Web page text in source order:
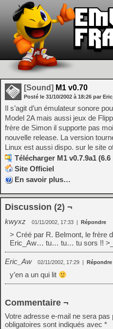
[Sound] M1 v0.70
Posté le 31/10/2002 à 18:26 par
Il s’agit d’un émulateur sonore
Model 2A mais aussi jeux de
frère de Simon il supporte pas
nouvelle release. La version
Linux est aussi dispo. sur le site
Télécharger M1 v0.7.9a1 (6.6
Site Officiel
En savoir plus…
Discussion (2) ¬
kwyxz 01/11/2002, 17:33 | Répondre
> Créé par R. Belmont, le frère
Eric_Aw… tu… tu… tu sors !!
Eric_Aw 02/11/2002, 17:29 | Répondre
y’en a un qui lit
Commentaire ¬
Votre adresse e-mail ne sera pas
obligatoires sont indiqués avec *